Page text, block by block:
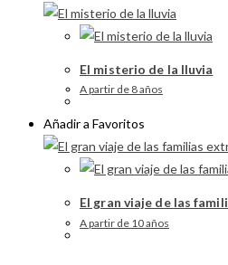
El misterio de la lluvia
A partir de 8 años
Añadir a Favoritos
El gran viaje de las
A partir de 10 años